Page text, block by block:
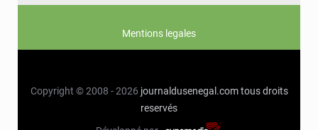
Mentions legales
Copyright © 2008 - 2026 journaldusenegal.com tous droits
reservés